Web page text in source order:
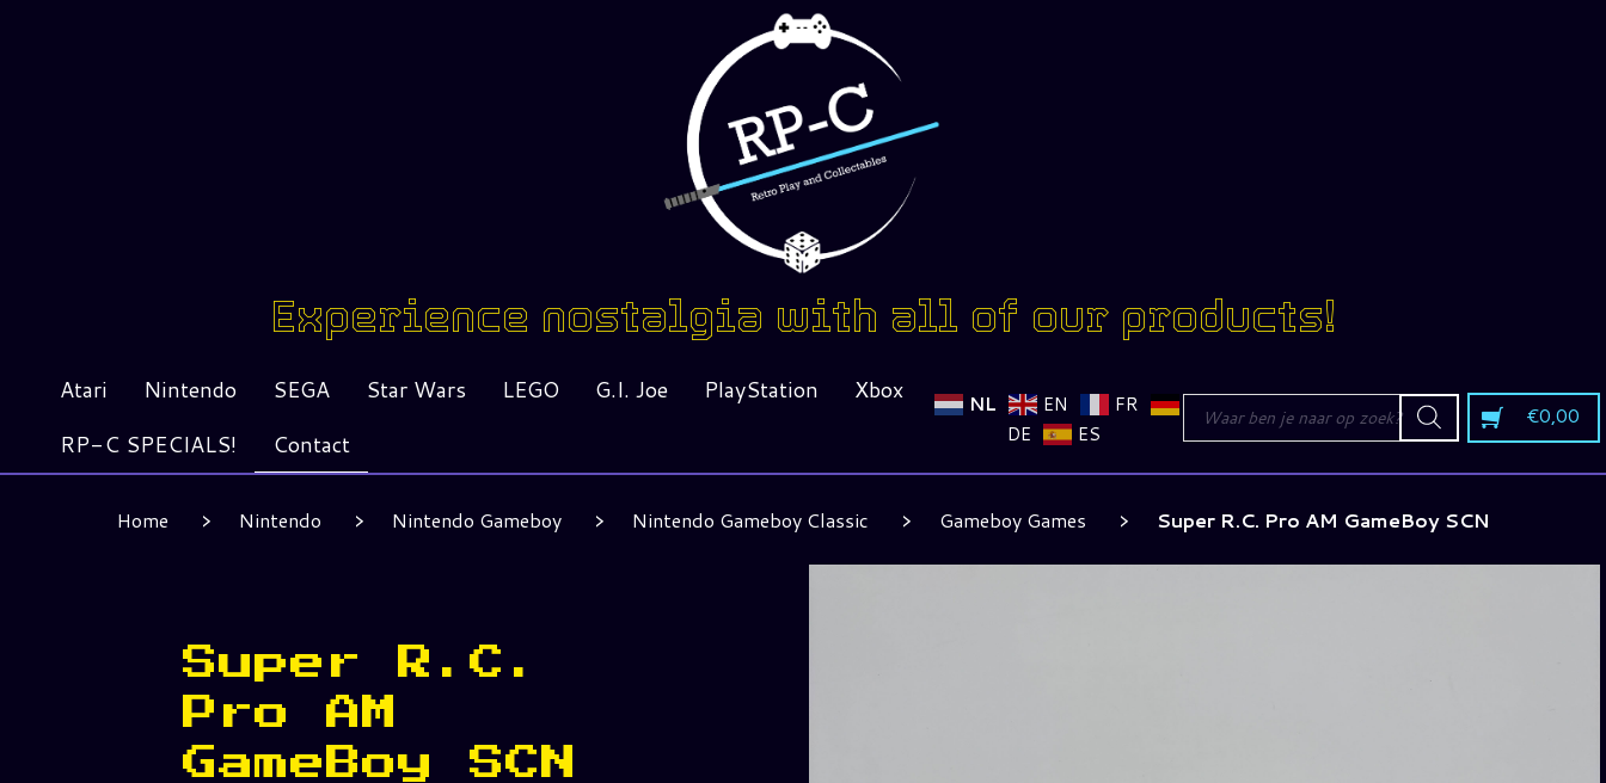
Experience nostalgia with all of our products!
Atari Nintendo SEGA Star Wars LEGO G.I. Joe PlayStation
Xbox
RP-C SPECIALS!
Contact
NL EN
FR
DE
ES
Producten
zoeken €0,00
Home Nintendo Nintendo Gameboy Nintendo Gameboy Classic Gameboy Games Super R.C. Pro AM GameBoy SCN
Super R.C.
Pro AM
GameBoy SCN